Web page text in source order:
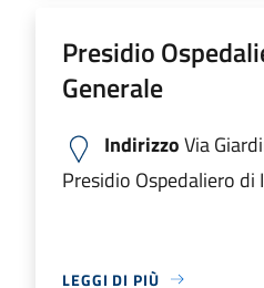
Presidio
Generale
IndirizzoVia
Presidio Ospedaliero di
LEGGI DI PIÙ